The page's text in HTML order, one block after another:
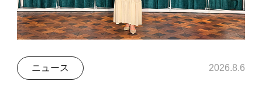
ニュース 2026.8.6